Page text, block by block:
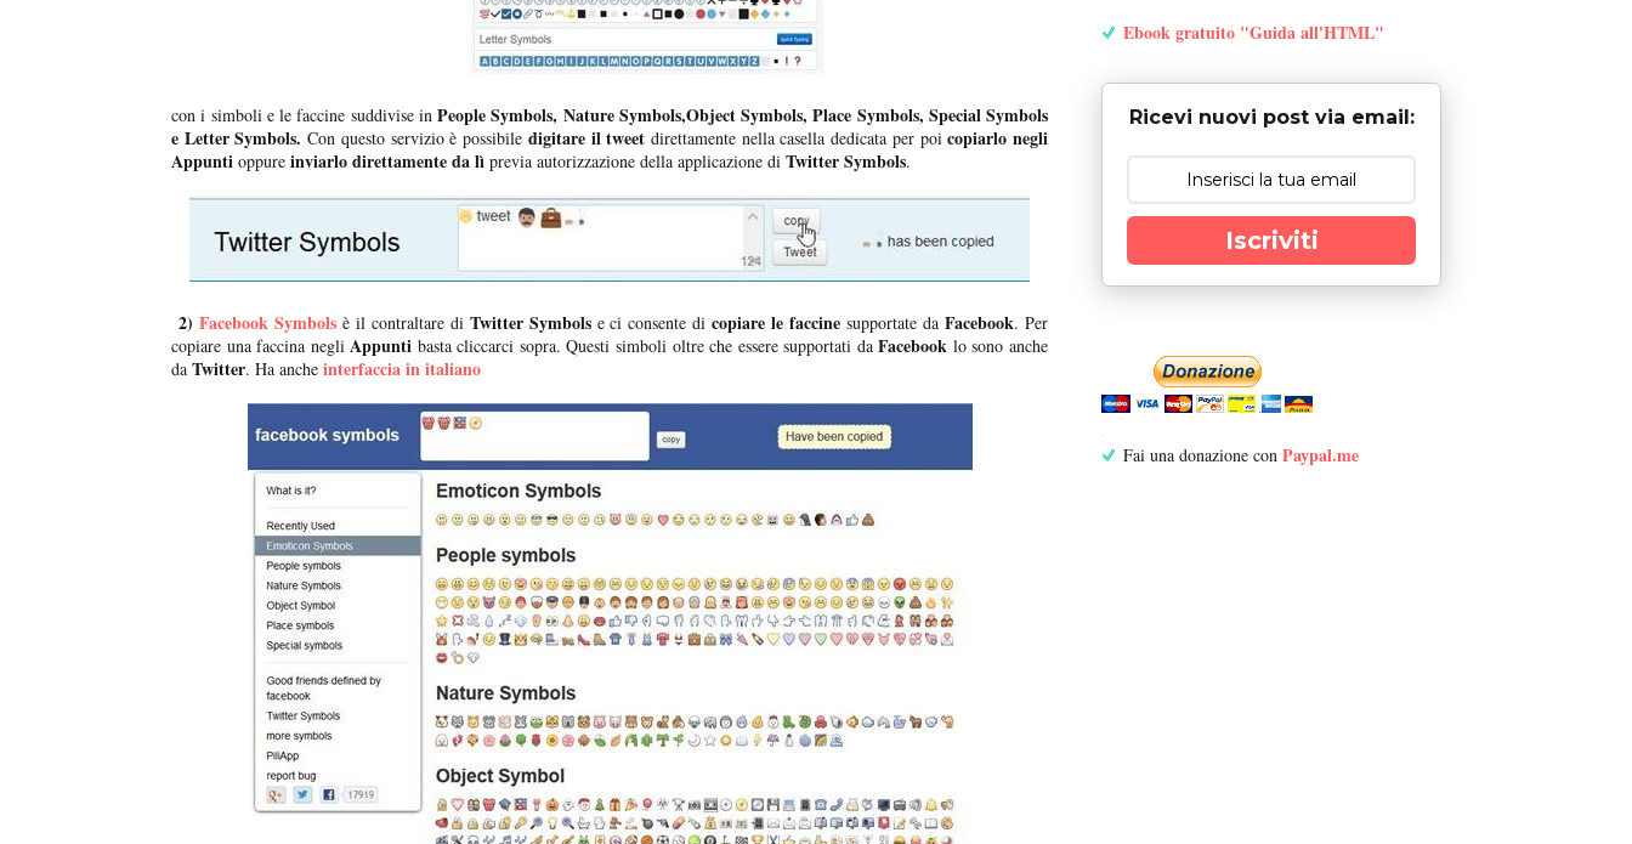
con i simboli e le faccine suddivise in People Symbols, Nature Symbols,Object Symbols, Place Symbols, Special Symbols
e Letter Symbols.Con questo servizio è possibile digitare il tweet direttamente nella casella dedicata per poicopiarlo negli
Appunti oppure inviarlo direttamente da lì previa autorizzazione della applicazione di Twitter Symbols.
2) Facebook Symbolsè il contraltare diTwitter Symbolse ci consente dicopiare le faccine supportate daFacebook. Per
copiare una faccina negliAppunti basta cliccarci sopra. Questi simboli oltre che essere supportati daFacebook lo sono anche
da Twitter. Ha anche interfaccia in italiano
Ebook gratuito "Guida all'HTML"
Ricevi nuovi post via email:
Iscriviti
Fai una donazione con Paypal.me